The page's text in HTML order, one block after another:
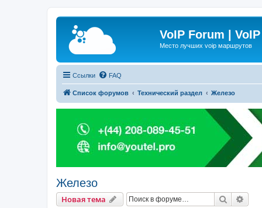
VoIP Forum |
Место лучших voip маршрутов
Ссылки FAQ
Список форумов Технический раздел Железо
Железо
Новая тема Поиск